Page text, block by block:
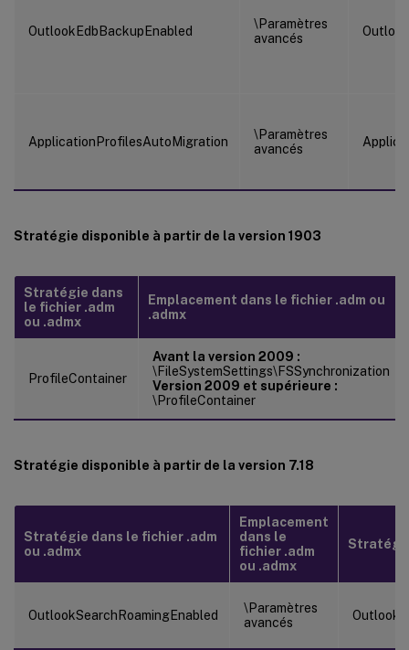
OutlookEdbBackupEnabled
\Paramètres
avancés
ApplicationProfilesAutoMigration
\Paramètres
avancés
Stratégie disponible à partir de la version 1903
Stratégie dans
le fichier .adm
ou .admx
Emplacement dans le fichier .adm ou
.admx
ProfileContainer
Avant la version 2009 :
\FileSystemSettings\FSSynchronization
Version 2009 et supérieure :
\ProfileContainer
Stratégie disponible à partir de la version 7.18
Stratégie dans le fichier .adm
ou .admx
Emplacement
dans le
fichier .adm
ou .admx
OutlookSearchRoamingEnabled
\Paramètres
avancés